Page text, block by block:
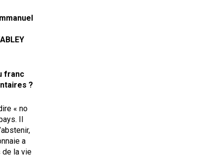
franc
?
« no
Il
a
de la vie